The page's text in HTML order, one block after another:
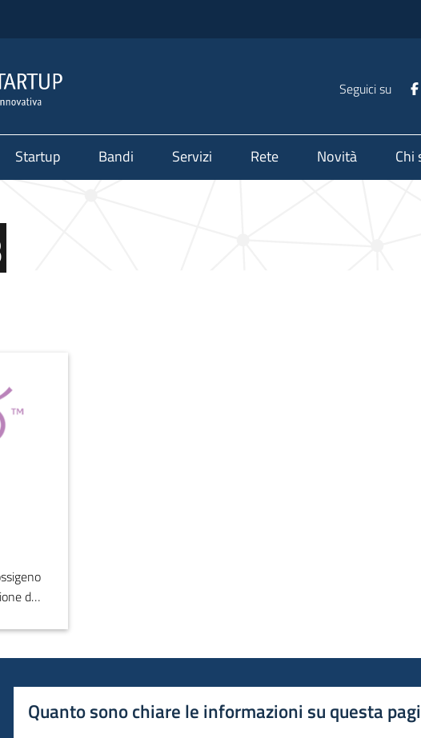
Seguici su
Startup Bandi Servizi Rete Novità Chi
dei
per
Quanto sono chiare le informazioni su questa